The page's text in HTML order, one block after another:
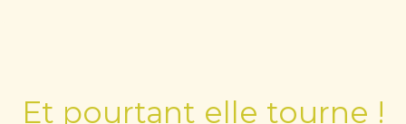
Et pourtant elle tourne !